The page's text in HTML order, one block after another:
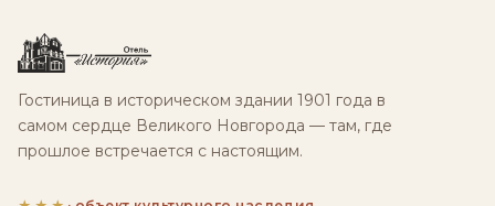
Гостиница в историческом здании 1901 года в
самом сердце Великого Новгорода — там, где
прошлое встречается с настоящим.